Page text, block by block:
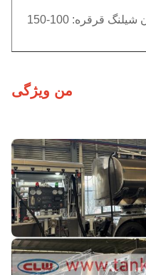
سرعت جریان شیلنگ قرقره: 100-150
من ویژگی